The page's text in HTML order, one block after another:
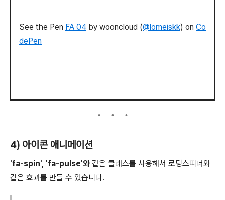
See the Pen FA 04 by wooncloud (@lomeiskk) on Co
dePen
4) 아이콘 애니메이션
'fa-spin', 'fa-pulse'와 같은 클래스를 사용해서 로딩스피너와
같은 효과를 만들 수 있습니다.